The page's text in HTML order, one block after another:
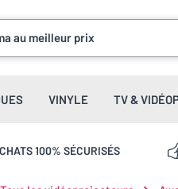
au meilleur prix
VINYLE TV &
100% SÉCURISÉS